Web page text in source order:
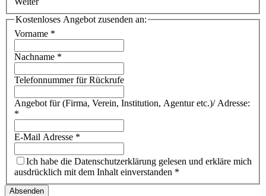
Kostenloses Angebot zusenden an:
Vorname *
Nachname *
Telefonnummer für Rückrufe
Angebot für (Firma, Verein, Institution, Agentur etc.)/ Adresse:
*
E-Mail Adresse *
Ich habe die Datenschutzerklärung gelesen und erkläre mich
ausdrücklich mit dem Inhalt einverstanden *
Absenden